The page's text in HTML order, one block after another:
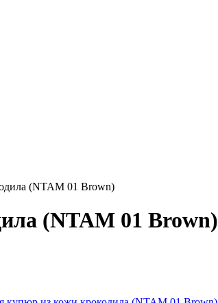
(NTAM 01 Brown)
(NTAM 01 Brown)